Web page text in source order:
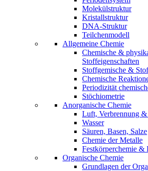
Molekülstruktur
Kristallstruktur
DNA-Struktur
Teilchenmodell
Allgemeine Chemie
Chemische &
Stoffeigenschaften
Stoffgemische &
Chemische
Periodizität
Stöchiometrie
Anorganische Chemie
Luft, Verbrennung &
Wasser
Säuren, Basen, Salze
Chemie der Metalle
Festkörperchemie &
Organische Chemie
Grundlagen der